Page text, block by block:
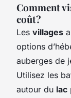
Comment
coût?
Les villages
options
auberges de
Utilisez les
autour du lac